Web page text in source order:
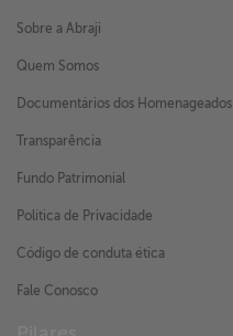
Sobre a Abraji
Quem Somos
Documentários dos Homenageados
Transparência
Fundo Patrimonial
Política de Privacidade
Código de conduta ética
Fale Conosco